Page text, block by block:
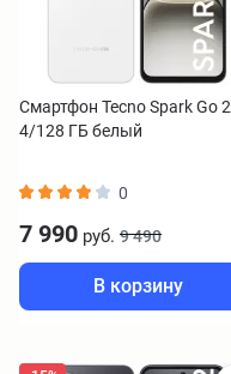
Смартфон Tecno Spark Go 2
4/128 ГБ белый
0
7 990 руб. 9 490
В корзину